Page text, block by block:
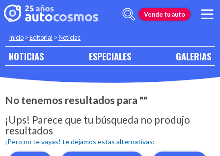
Vende tu auto
Inicio >Editorial >Noticias
NOTICIAS ESPECIALES GALERIAS
No tenemos resultados para ""
¡Ups! Parece que tu búsqueda no produjo
resultados
¡Pero no te vayas! te dejamos estas alternativas: